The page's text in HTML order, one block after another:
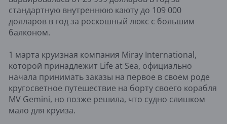
стандартную внутреннюю каюту до 109 000
долларов в год за роскошный люкс с большим
балконом.
1 марта круизная компания Miray International,
которой принадлежит Life at Sea, официально
начала принимать заказы на первое в своем роде
кругосветное путешествие на борту своего корабля
MV Gemini, но позже решила, что судно слишком
мало для круиза.